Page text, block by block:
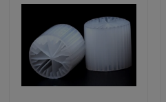
プロダクト
私達について